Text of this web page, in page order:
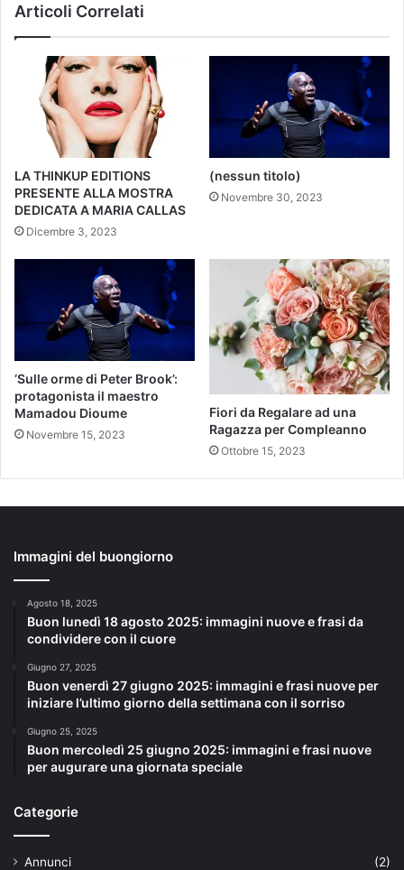
Articoli Correlati
LA THINKUP EDITIONS
PRESENTE ALLA MOSTRA
DEDICATA A MARIA CALLAS
Dicembre 3, 2023
(nessun titolo)
Novembre 30, 2023
‘Sulle orme di Peter Brook’:
protagonista il maestro
Mamadou Dioume
Novembre 15, 2023
Fiori da Regalare ad una
Ragazza per Compleanno
Ottobre 15, 2023
Immagini del buongiorno
Agosto 18, 2025
Buon lunedì 18 agosto 2025: immagini nuove e frasi da
condividere con il cuore
Giugno 27, 2025
Buon venerdì 27 giugno 2025: immagini e frasi nuove per
iniziare l’ultimo giorno della settimana con il sorriso
Giugno 25, 2025
Buon mercoledì 25 giugno 2025: immagini e frasi nuove
per augurare una giornata speciale
Categorie
Annunci
(2)